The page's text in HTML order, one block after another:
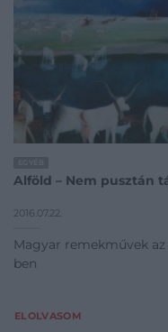
Alföld – Nem pusztán
2016.07.22.
Magyar remekművek
ben
ELOLVASOM